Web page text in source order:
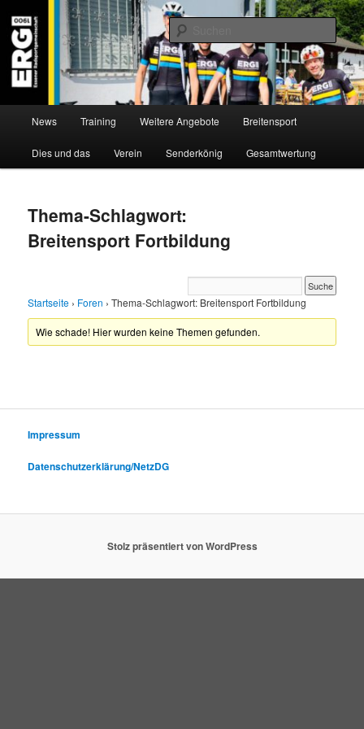
Inhalt
wechseln
sekundären
Inhalt
wechselnERG 1900 e.V
Willkommen bei der Essener Radsportgemeinschaft
News Training Weitere Angebote Breitensport
Dies und das Verein Senderkönig Gesamtwertung
Thema-Schlagwort:
Breitensport Fortbildung
Startseite › Foren › Thema-Schlagwort: Breitensport Fortbildung
Wie schade! Hier wurden keine Themen gefunden.
Impressum
Datenschutzerklärung/NetzDG
Stolz präsentiert von WordPress